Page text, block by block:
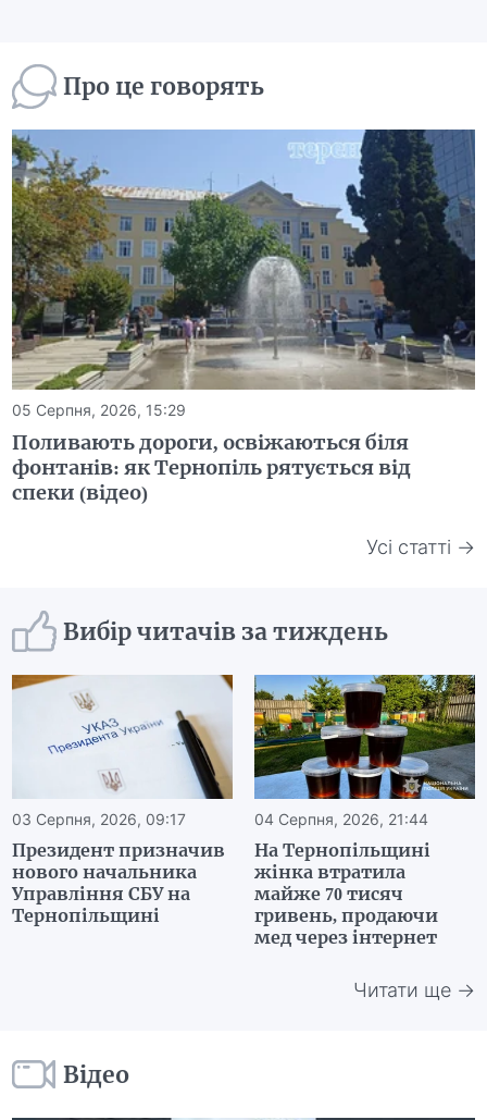
Про це говорять
05 Серпня, 2026, 15:29
Поливають дороги, освіжаються біля
фонтанів: як Тернопіль рятується від
спеки (відео)
Усі статті →
Вибір читачів за тиждень
03 Серпня, 2026, 09:17
Президент призначив
нового начальника
Управління СБУ на
Тернопільщині
04 Серпня, 2026, 21:44
На Тернопільщині
жінка втратила
майже 70 тисяч
гривень, продаючи
мед через інтернет
Читати ще →
Відео